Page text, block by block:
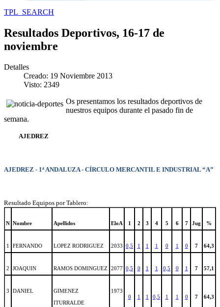
TPL_SEARCH
Resultados Deportivos, 16-17 de
noviembre
Detalles
Creado: 19 Noviembre 2013
Visto: 2349
Os presentamos los resultados deportivos de
nuestros equipos durante el pasado fin de
semana.
AJEDREZ
AJEDREZ - 1ª ANDALUZA - CÍRCULO MERCANTIL E INDUSTRIAL “A”
Resultado Equipos por Tablero:
N Nombre Apellidos EloA 1 2 3 4 5 6 7 Jug %
1 FERNANDO LOPEZ RODRIGUEZ 2033 0,5 1 1 1 0 1 0 7 64,3
2 JOAQUIN RAMOS DOMINGUEZ 2077 0,5 0 1 1 0,5 0 1 7 57,1
3 DANIEL GIMENEZ
ITURRALDE
1973
0
1 1 0,5 1 1 0 7 64,3